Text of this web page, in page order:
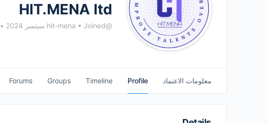
HIT.MENA ltd
@hit-mena
• Joined سبتمبر 2024 •
معلومات الاعتماد Profile
Timeline
Groups
Forums